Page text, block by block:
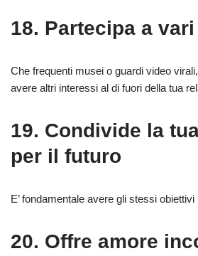
18. Partecipa a
Che frequenti musei o guardi video
avere altri interessi al di fuori della tua
19. Condivide la
per il futuro
E’ fondamentale avere gli stessi
20. Offre amore